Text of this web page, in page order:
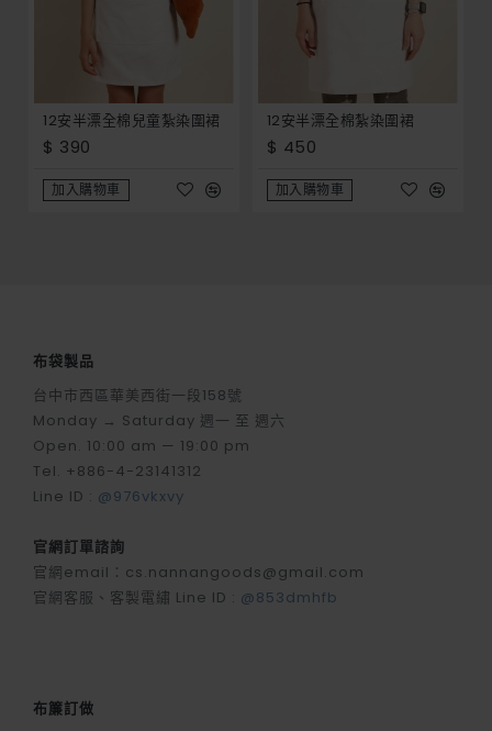
12安半漂全棉兒童紮染圍裙
$ 390
加入購物車
12安半漂全棉紮染圍裙
$ 450
加入購物車
布袋製品
台中市西區華美西街一段158號
Monday → Saturday 週一 至 週六
Open. 10:00 am — 19:00 pm
Tel. +886-4-23141312
Line ID : @976vkxvy
官網訂單諮詢
官網email：cs.nannangoods@gmail.com
官網客服、客製電繡 Line ID : @853dmhfb
布簾訂做